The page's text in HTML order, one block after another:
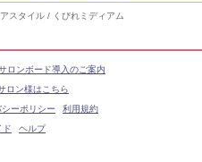
スタイル / くびれミディアム
ロンボード導入のご案内
ロン様はこちら
シーポリシー
利用規約
ド
ヘルプ